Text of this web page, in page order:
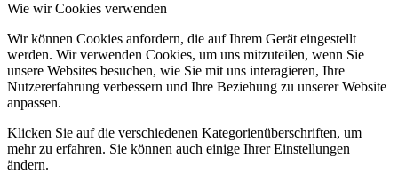
Wie wir Cookies verwenden
Wir können Cookies anfordern, die auf Ihrem Gerät eingestellt
werden. Wir verwenden Cookies, um uns mitzuteilen, wenn Sie
unsere Websites besuchen, wie Sie mit uns interagieren, Ihre
Nutzererfahrung verbessern und Ihre Beziehung zu unserer Website
anpassen.
Klicken Sie auf die verschiedenen Kategorienüberschriften, um
mehr zu erfahren. Sie können auch einige Ihrer Einstellungen
ändern.